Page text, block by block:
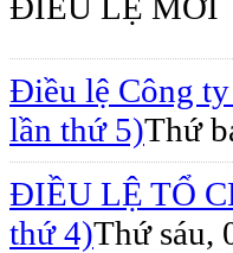
Điều lệ Công ty
lần thứ 5)Thứ
ĐIỀU LỆ TỔ
thứ 4)Thứ sáu,